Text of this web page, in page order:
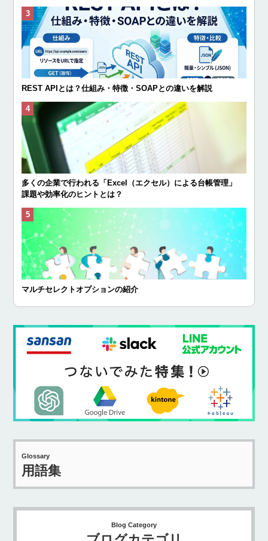
REST APIとは？仕組み・特徴・SOAPとの違いを解説
多くの企業で行われる「Excel（エクセル）による台帳管理」
課題や効率化のヒントとは？
マルチセレクトオプションの紹介
Glossary
用語集
Blog Category